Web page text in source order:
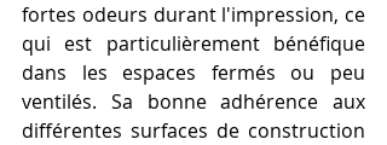
fortes odeurs durant l'impression, ce
qui est particulièrement bénéfique
dans les espaces fermés ou peu
ventilés. Sa bonne adhérence aux
différentes surfaces de construction